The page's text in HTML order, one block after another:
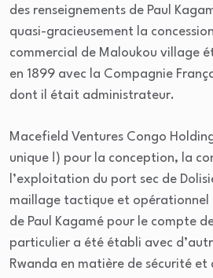
des renseignements de Paul
quasi-gracieusement la
commercial de Maloukou village
en 1899 avec la Compagnie
dont il était administrateur.
Macefield Ventures Congo
unique !) pour la conception, la
l’exploitation du port sec de
maillage tactique et opérationnel
de Paul Kagamé pour le compte
particulier a été établi avec
Rwanda en matière de sécurité et